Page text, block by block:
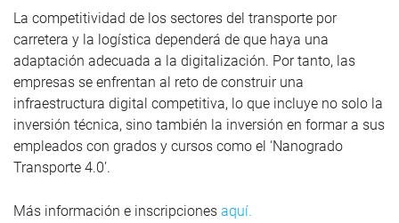
La competitividad de los sectores del transporte por
carretera y la logística dependerá de que haya una
adaptación adecuada a la digitalización. Por tanto, las
empresas se enfrentan al reto de construir una
infraestructura digital competitiva, lo que incluye no solo la
inversión técnica, sino también la inversión en formar a sus
empleados con grados y cursos como el ‘Nanogrado
Transporte 4.0’.
Más información e inscripciones aquí.